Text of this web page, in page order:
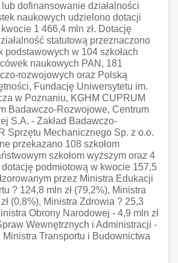
dofinansowanie działalności
naukowych udzielono dotacji
1 466,4 mln zł. Dotację
statutową przeznaczono
podstawowych w 104 szkołach
naukowych PAN, 181
rozwojowych oraz Polską
Fundację Uniwersytetu im.
w Poznaniu, KGHM CUPRUM
Badawczo-Rozwojowe, Centrum
S.A. - Zakład Badawczo-
Sprzętu Mechanicznego Sp. z o.o.
przekazano 108 szkołom
szkołom wyższym oraz 4
podmiotową w kwocie 157,5
przez Ministra Edukacji
? 124,8 mln zł (79,2%), Ministra
(0,8%), Ministra Zdrowia ? 25,3
Obrony Narodowej - 4,9 mln zł
Wewnętrznych i Administracji -
Ministra Transportu i Budownictwa